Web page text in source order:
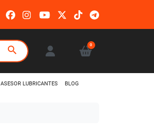
search 0
ASESOR LUBRICANTES BLOG